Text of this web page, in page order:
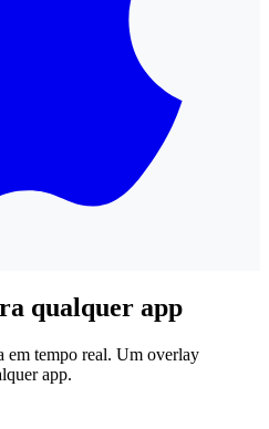
qualquer app
em tempo real. Um overlay
app.